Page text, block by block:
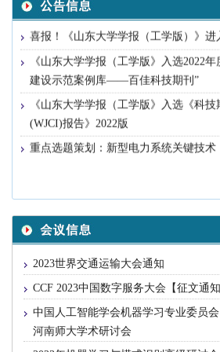
喜报！《山东大学学报（工学版）》进
建设示范案例库——百佳科技期刊”
(WJCI)报告》2022版
重点选题策划：新型电力系统关键技术
工程院院士
我刊主编李术才教授获山东省科学技术
欢迎登陆本刊网站
2023世界交通运输大会通知
CCF 2023中国数字服务大会【征文通知
河南师大学术研讨会